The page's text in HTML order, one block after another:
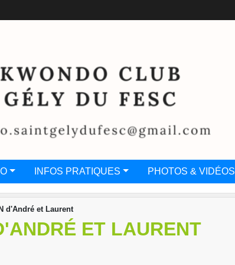
INFOS PRATIQUES PHOTOS & VIDÉOS
d'André et Laurent
ET LAURENT